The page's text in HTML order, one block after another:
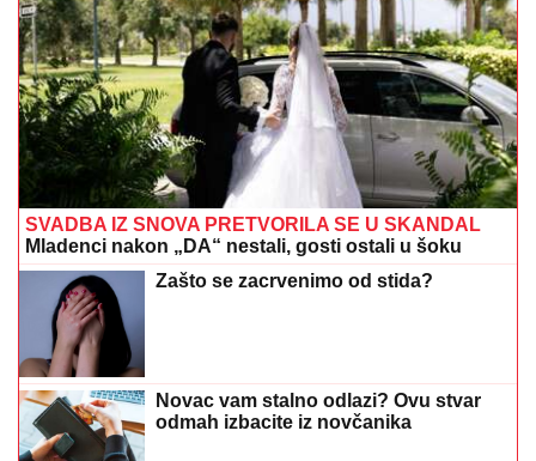
SVADBA IZ SNOVA PRETVORILA SE U SKANDAL
Mladenci nakon „DA“ nestali, gosti ostali u šoku
Zašto se zacrvenimo od stida?
Novac vam stalno odlazi? Ovu stvar
odmah izbacite iz novčanika